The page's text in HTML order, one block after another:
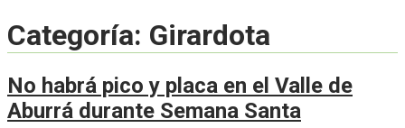
Categoría: Girardota
No habrá pico y placa en el Valle de
Aburrá durante Semana Santa